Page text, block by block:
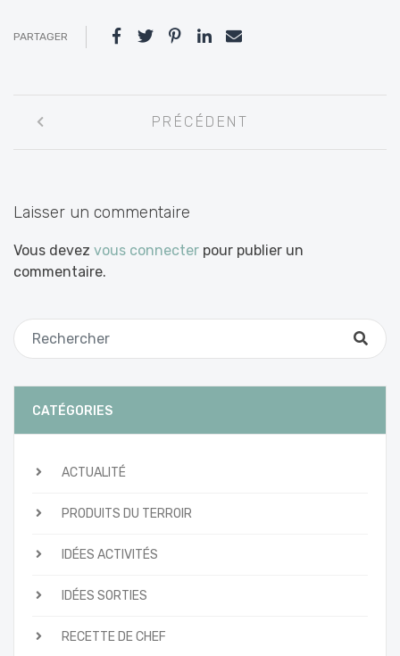
PARTAGER
entre
PRÉCÉDENT
Laisser un commentaire
Vous devez vous connecter pour publier un
commentaire.
CATÉGORIES
ACTUALITÉ
PRODUITS DU TERROIR
IDÉES ACTIVITÉS
IDÉES SORTIES
RECETTE DE CHEF